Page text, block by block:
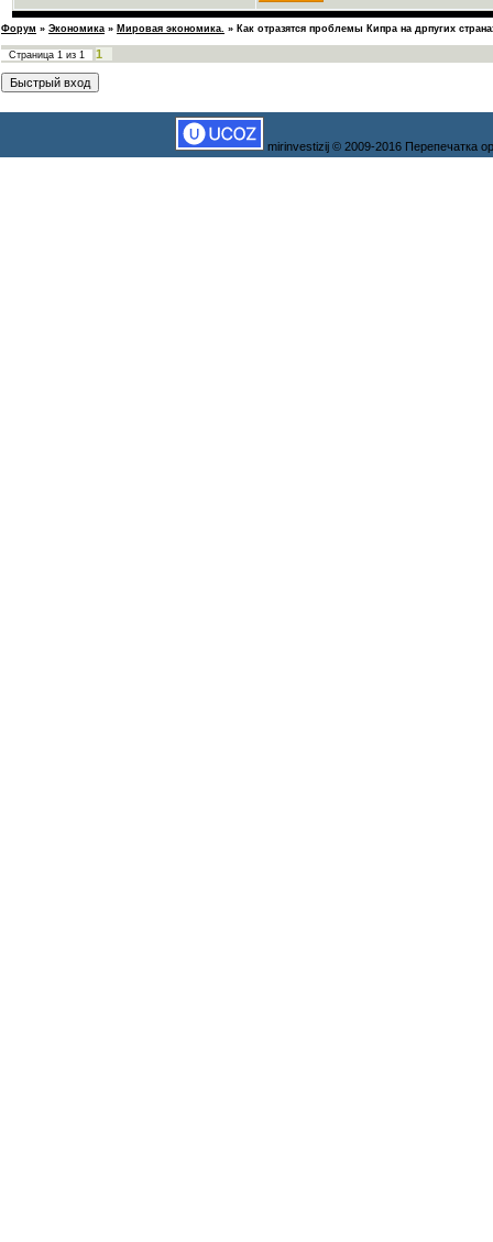
Форум » Экономика » Мировая экономика. » Как отразятся проблемы Кипра на дрпугих
Страница 1 из 1 1
mirinvestizij © 2009-2016 Перепечатка